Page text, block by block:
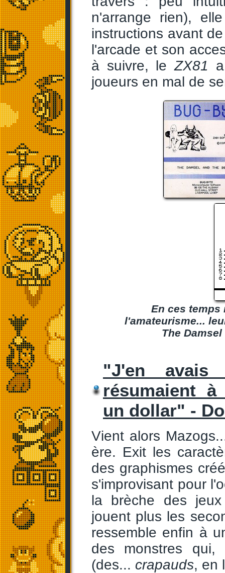
n'arrange rien),
instructions avant
l'arcade et son
à suivre, leZX81
joueurs en mal de
En ces temps
l'amateurisme...
The
"J'en
résumaient
un dollar" -
Vient alors
ère. Exit les
des graphismes
s'improvisant pour
la brèche des
jouent plus les
ressemble enfin à
des monstres
(des... crapauds, en